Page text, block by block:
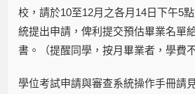
校，請於10至12月之各月14日下午5
統提出申請，俾利提交預估畢業名單
書。（提醒同學，按月畢業者，學費
學位考試申請與審查系統操作手冊請